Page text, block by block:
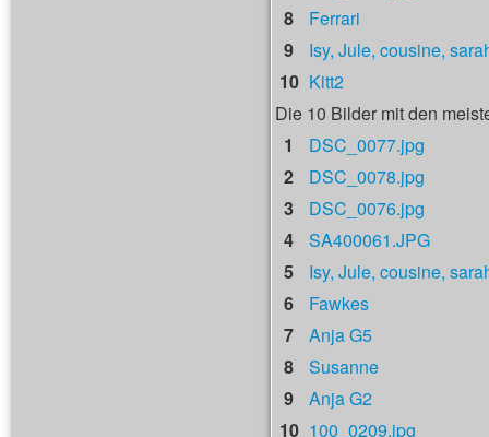
8
Ferrari
9
Isy, Jule, cousine,
10 Kitt2
Die 10 Bilder mit den
1
DSC_0077.jpg
2
DSC_0078.jpg
3
DSC_0076.jpg
4
SA400061.JPG
5
Isy, Jule, cousine,
6
Fawkes
7
Anja G5
8
Susanne
9
Anja G2
10 100_0209.jpg